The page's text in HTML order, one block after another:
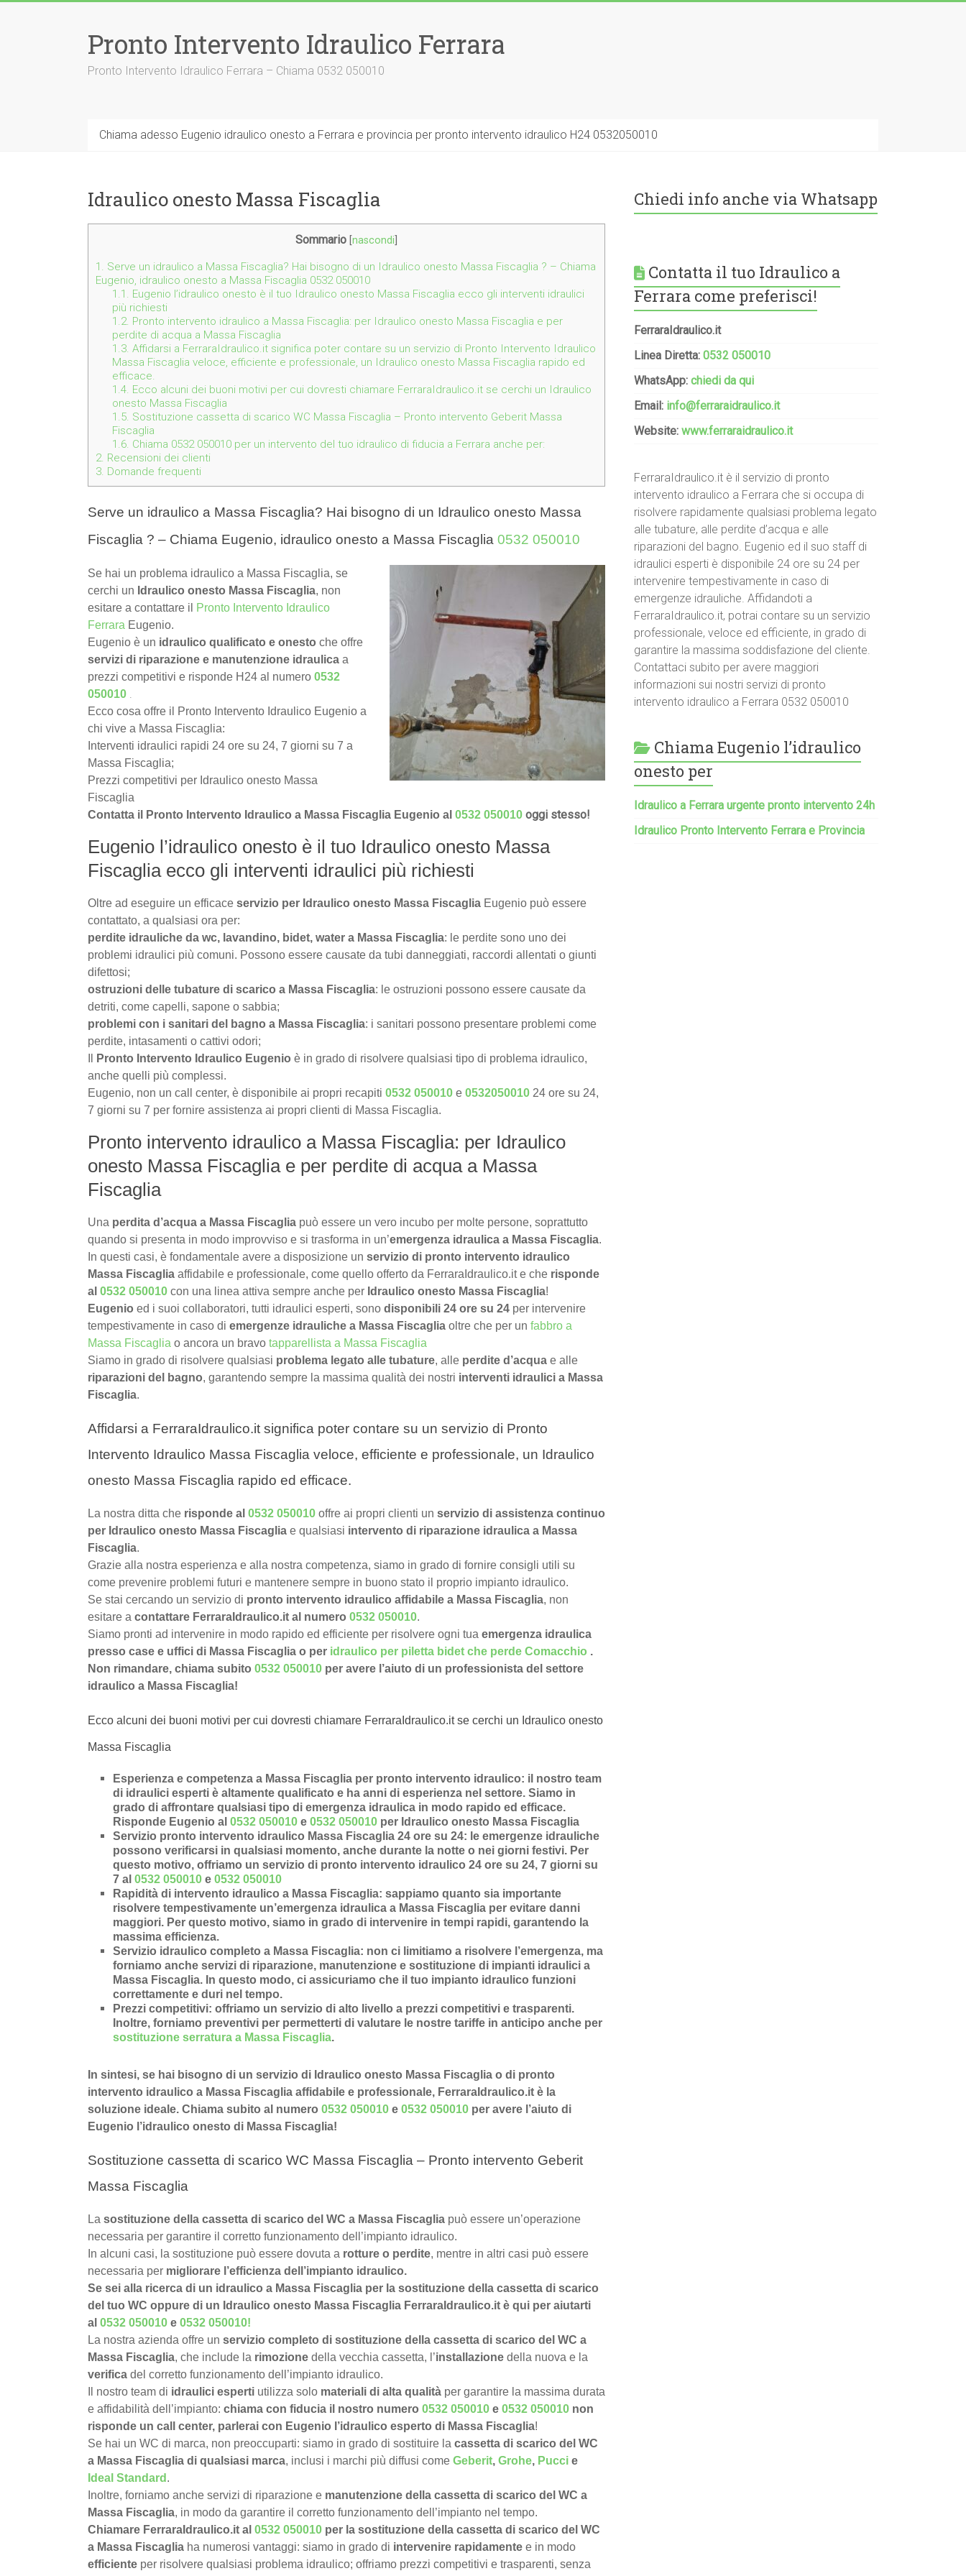
Pronto Intervento Idraulico Ferrara
Pronto Intervento Idraulico Ferrara – Chiama 0532 050010
Chiama adesso Eugenio idraulico onesto a Ferrara e provincia per pronto intervento idraulico H24 0532050010
Idraulico onesto Massa Fiscaglia
Sommario nascondi
1. Serve un idraulico a Massa Fiscaglia? Hai bisogno di un Idraulico onesto Massa Fiscaglia ? – Chiama
Eugenio, idraulico onesto a Massa Fiscaglia 0532 050010
1.1. Eugenio l’idraulico onesto è il tuo Idraulico onesto Massa Fiscaglia ecco gli interventi idraulici
più richiesti
1.2. Pronto intervento idraulico a Massa Fiscaglia: per Idraulico onesto Massa Fiscaglia e per
perdite di acqua a Massa Fiscaglia
1.3. Affidarsi a FerraraIdraulico.it significa poter contare su un servizio di Pronto Intervento Idraulico
Massa Fiscaglia veloce, efficiente e professionale, un Idraulico onesto Massa Fiscaglia rapido ed
efficace.
1.4. Ecco alcuni dei buoni motivi per cui dovresti chiamare FerraraIdraulico.it se cerchi un Idraulico
onesto Massa Fiscaglia
1.5. Sostituzione cassetta di scarico WC Massa Fiscaglia – Pronto intervento Geberit Massa
Fiscaglia
1.6. Chiama 0532 050010 per un intervento del tuo idraulico di fiducia a Ferrara anche per:
2. Recensioni dei clienti
3. Domande frequenti
Serve un idraulico a Massa Fiscaglia? Hai bisogno di un Idraulico onesto Massa
Fiscaglia ? – Chiama Eugenio, idraulico onesto a Massa Fiscaglia 0532 050010
Se hai un problema idraulico a Massa Fiscaglia, se
cerchi un Idraulico onesto Massa Fiscaglia, non
esitare a contattare il
Pronto Intervento Idraulico
Ferrara Eugenio.
Eugenio è un idraulico qualificato e onesto che offre
servizi di riparazione e manutenzione idraulica a
prezzi competitivi e risponde H24 al numero 0532
050010 .
Ecco cosa offre il Pronto Intervento Idraulico Eugenio a
chi vive a Massa Fiscaglia:
Interventi idraulici rapidi 24 ore su 24, 7 giorni su 7 a
Massa Fiscaglia;
Prezzi competitivi per Idraulico onesto Massa
Fiscaglia
Contatta il Pronto Intervento Idraulico a Massa Fiscaglia Eugenio al 0532 050010 oggi stesso!
Eugenio l’idraulico onesto è il tuo Idraulico onesto Massa
Fiscaglia ecco gli interventi idraulici più richiesti
Oltre ad eseguire un efficace servizio per Idraulico onesto Massa Fiscaglia Eugenio può essere
contattato, a qualsiasi ora per:
perdite idrauliche da wc, lavandino, bidet, water a Massa Fiscaglia: le perdite sono uno dei
problemi idraulici più comuni. Possono essere causate da tubi danneggiati, raccordi allentati o giunti
difettosi;
ostruzioni delle tubature di scarico a Massa Fiscaglia: le ostruzioni possono essere causate da
detriti, come capelli, sapone o sabbia;
problemi con i sanitari del bagno a Massa Fiscaglia: i sanitari possono presentare problemi come
perdite, intasamenti o cattivi odori;
Pronto Intervento Idraulico Eugenio è in grado di risolvere qualsiasi tipo di problema idraulico,
anche quelli più complessi.
Eugenio, non un call center, è disponibile ai propri recapiti 0532 050010 e 0532050010 24 ore su 24,
7 giorni su 7 per fornire assistenza ai propri clienti di Massa Fiscaglia.
Pronto intervento idraulico a Massa Fiscaglia: per Idraulico
onesto Massa Fiscaglia e per perdite di acqua a Massa
Fiscaglia
Una perdita d’acqua a Massa Fiscaglia può essere un vero incubo per molte persone, soprattutto
quando si presenta in modo improvviso e si trasforma in un’emergenza idraulica a Massa Fiscaglia.
In questi casi, è fondamentale avere a disposizione un servizio di pronto intervento idraulico
Massa Fiscaglia affidabile e professionale, come quello offerto da FerraraIdraulico.it e che risponde
al 0532 050010 con una linea attiva sempre anche per Idraulico onesto Massa Fiscaglia!
Eugenio ed i suoi collaboratori, tutti idraulici esperti, sono disponibili 24 ore su 24 per intervenire
tempestivamente in caso di emergenze idrauliche a Massa Fiscaglia oltre che per un fabbro a
Massa Fiscaglia o ancora un bravo tapparellista a Massa Fiscaglia
Siamo in grado di risolvere qualsiasi problema legato alle tubature, alle perdite d’acqua e alle
riparazioni del bagno, garantendo sempre la massima qualità dei nostri interventi idraulici a Massa
Fiscaglia.
Affidarsi a FerraraIdraulico.it significa poter contare su un servizio di Pronto
Intervento Idraulico Massa Fiscaglia veloce, efficiente e professionale, un Idraulico
onesto Massa Fiscaglia rapido ed efficace.
La nostra ditta che risponde al 0532 050010 offre ai propri clienti un servizio di assistenza continuo
per Idraulico onesto Massa Fiscaglia e qualsiasi intervento di riparazione idraulica a Massa
Fiscaglia.
Grazie alla nostra esperienza e alla nostra competenza, siamo in grado di fornire consigli utili su
come prevenire problemi futuri e mantenere sempre in buono stato il proprio impianto idraulico.
Se stai cercando un servizio di pronto intervento idraulico affidabile a Massa Fiscaglia, non
esitare a contattare FerraraIdraulico.it al numero 0532 050010.
Siamo pronti ad intervenire in modo rapido ed efficiente per risolvere ogni tua emergenza idraulica
presso case e uffici di Massa Fiscaglia o per idraulico per piletta bidet che perde Comacchio .
Non rimandare, chiama subito 0532 050010 per avere l’aiuto di un professionista del settore
idraulico a Massa Fiscaglia!
Ecco alcuni dei buoni motivi per cui dovresti chiamare FerraraIdraulico.it se cerchi un Idraulico onesto
Massa Fiscaglia
Esperienza e competenza a Massa Fiscaglia per pronto intervento idraulico: il nostro team
di idraulici esperti è altamente qualificato e ha anni di esperienza nel settore. Siamo in
grado di affrontare qualsiasi tipo di emergenza idraulica in modo rapido ed efficace.
Risponde Eugenio al 0532 050010 e 0532 050010 per Idraulico onesto Massa Fiscaglia
Servizio pronto intervento idraulico Massa Fiscaglia 24 ore su 24: le emergenze idrauliche
possono verificarsi in qualsiasi momento, anche durante la notte o nei giorni festivi. Per
questo motivo, offriamo un servizio di pronto intervento idraulico 24 ore su 24, 7 giorni su
7 al 0532 050010 e 0532 050010
Rapidità di intervento idraulico a Massa Fiscaglia: sappiamo quanto sia importante
risolvere tempestivamente un’emergenza idraulica a Massa Fiscaglia per evitare danni
maggiori. Per questo motivo, siamo in grado di intervenire in tempi rapidi, garantendo la
massima efficienza.
Servizio idraulico completo a Massa Fiscaglia: non ci limitiamo a risolvere l’emergenza, ma
forniamo anche servizi di riparazione, manutenzione e sostituzione di impianti idraulici a
Massa Fiscaglia. In questo modo, ci assicuriamo che il tuo impianto idraulico funzioni
correttamente e duri nel tempo.
Prezzi competitivi: offriamo un servizio di alto livello a prezzi competitivi e trasparenti.
Inoltre, forniamo preventivi per permetterti di valutare le nostre tariffe in anticipo anche per
sostituzione serratura a Massa Fiscaglia.
In sintesi, se hai bisogno di un servizio di Idraulico onesto Massa Fiscaglia o di pronto
intervento idraulico a Massa Fiscaglia affidabile e professionale, FerraraIdraulico.it è la
soluzione ideale. Chiama subito al numero 0532 050010 e 0532 050010 per avere l’aiuto di
Eugenio l’idraulico onesto di Massa Fiscaglia!
Sostituzione cassetta di scarico WC Massa Fiscaglia – Pronto intervento Geberit
Massa Fiscaglia
La sostituzione della cassetta di scarico del WC a Massa Fiscaglia può essere un’operazione
necessaria per garantire il corretto funzionamento dell’impianto idraulico.
In alcuni casi, la sostituzione può essere dovuta a rotture o perdite, mentre in altri casi può essere
necessaria per migliorare l’efficienza dell’impianto idraulico.
Se sei alla ricerca di un idraulico a Massa Fiscaglia per la sostituzione della cassetta di scarico
del tuo WC oppure di un Idraulico onesto Massa Fiscaglia FerraraIdraulico.it è qui per aiutarti
al 0532 050010 e 0532 050010!
La nostra azienda offre un servizio completo di sostituzione della cassetta di scarico del WC a
Massa Fiscaglia, che include la rimozione della vecchia cassetta, l’installazione della nuova e la
verifica del corretto funzionamento dell’impianto idraulico.
Il nostro team di idraulici esperti utilizza solo materiali di alta qualità per garantire la massima durata
e affidabilità dell’impianto: chiama con fiducia il nostro numero 0532 050010 e 0532 050010 non
risponde un call center, parlerai con Eugenio l’idraulico esperto di Massa Fiscaglia!
Se hai un WC di marca, non preoccuparti: siamo in grado di sostituire la cassetta di scarico del WC
a Massa Fiscaglia di qualsiasi marca, inclusi i marchi più diffusi come Geberit, Grohe, Pucci e
Ideal Standard .
Inoltre, forniamo anche servizi di riparazione e manutenzione della cassetta di scarico del WC a
Massa Fiscaglia, in modo da garantire il corretto funzionamento dell’impianto nel tempo.
Chiamare FerraraIdraulico.it al 0532 050010 per la sostituzione della cassetta di scarico del WC
a Massa Fiscaglia ha numerosi vantaggi: siamo in grado di intervenire rapidamente e in modo
efficiente per risolvere qualsiasi problema idraulico; offriamo prezzi competitivi e trasparenti, senza
Chiedi info anche via Whatsapp
Contatta il tuo Idraulico a
Ferrara come preferisci!
FerraraIdraulico.it
Linea Diretta:0532 050010
WhatsApp:chiedi da qui
Email: info@ferraraidraulico.it
Website:www.ferraraidraulico.it
FerraraIdraulico.it è il servizio di pronto
intervento idraulico a Ferrara che si occupa di
risolvere rapidamente qualsiasi problema legato
alle tubature, alle perdite d’acqua e alle
riparazioni del bagno. Eugenio ed il suo staff di
idraulici esperti è disponibile 24 ore su 24 per
intervenire tempestivamente in caso di
emergenze idrauliche. Affidandoti a
FerraraIdraulico.it, potrai contare su un servizio
professionale, veloce ed efficiente, in grado di
garantire la massima soddisfazione del cliente.
Contattaci subito per avere maggiori
informazioni sui nostri servizi di pronto
intervento idraulico a Ferrara 0532 050010
Chiama Eugenio l’idraulico
onesto per
Idraulico a Ferrara urgente pronto intervento 24h
Idraulico Pronto Intervento Ferrara e Provincia